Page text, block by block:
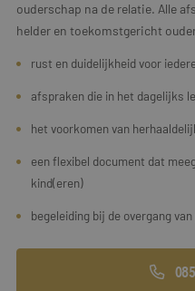
ouderschap na de relatie. Alle
helder en toekomstgericht
rust en duidelijkheid voor
afspraken die in het dagelijks
het voorkomen van
een flexibel document dat
kind(eren)
begeleiding bij de overgang